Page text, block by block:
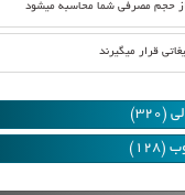
حجم مصرفی شما محاسبه میشود
قرار میگیرند